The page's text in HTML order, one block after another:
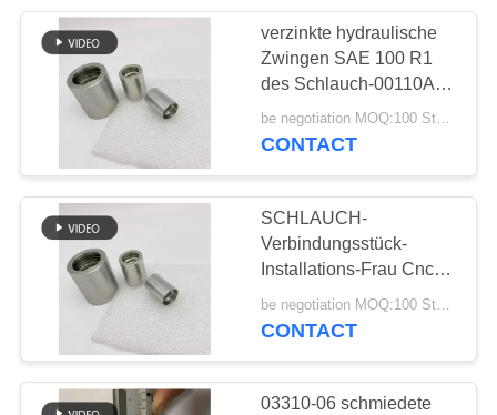
Edelstahl-Schlauch-
Adapter
46
Männlich-weibliches
Schlauch-
Verbindungsstück
verzinkte hydraulische
Zwingen SAE 100 R1
des Schlauch-00110A-
06
be negotiation MOQ:100 Stücke
CONTACT
SCHLAUCH-
Verbindungsstück-
Installations-Frau Cnc
00110 Bearbeitungs
CONTACT
03310-06 schmiedete